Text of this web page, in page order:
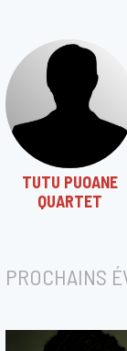
TUTU PUOANE
QUARTET
PROCHAINS